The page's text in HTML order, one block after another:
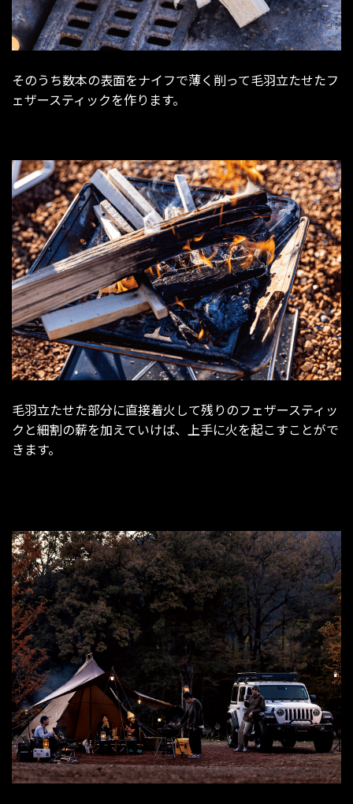
そのうち数本の表面をナイフで薄く削って毛羽立たせたフ
ェザースティックを作ります。
毛羽立たせた部分に直接着火して残りのフェザースティッ
クと細割の薪を加えていけば、上手に火を起こすことがで
きます。